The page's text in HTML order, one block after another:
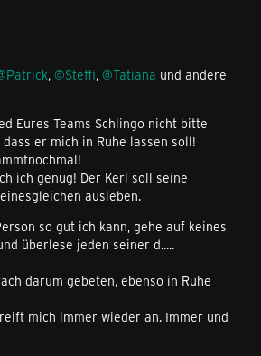
, @Steffi, @Tatiana und andere
Eures Teams Schlingo nicht bitte
er mich in Ruhe lassen soll!
ich genug! Der Kerl soll seine
ausleben.
so gut ich kann, gehe auf keines
überlese jeden seiner d.....
darum gebeten, ebenso in Ruhe
mich immer wieder an. Immer und